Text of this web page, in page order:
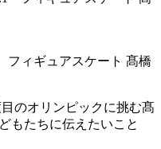
ィギュアスケート 髙橋
のオリンピックに挑む髙
もたちに伝えたいこと